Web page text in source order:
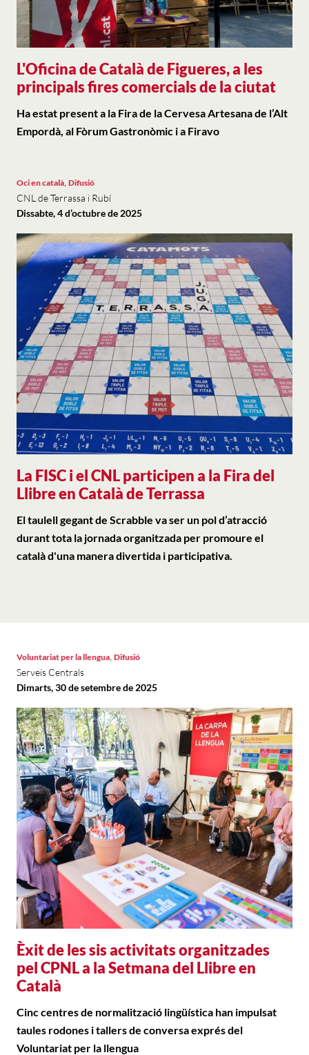
L'Oficina de Català de Figueres, a les
principals fires comercials de la ciutat
Ha estat present a la Fira de la Cervesa Artesana de l’Alt
Empordà, al Fòrum Gastronòmic i a Firavo
La FISC i el CNL participen a la Fira del
Llibre en Català de Terrassa
Oci en català, Difusió
CNL de Terrassa i Rubí
Dissabte, 4 d’octubre de 2025
El taulell gegant de Scrabble va ser un pol d’atracció
durant tota la jornada organitzada per promoure el
català d'una manera divertida i participativa.
Èxit de les sis activitats organitzades
pel CPNL a la Setmana del Llibre en
Català
Voluntariat per la llengua, Difusió
Serveis Centrals
Dimarts, 30 de setembre de 2025
Cinc centres de normalització lingüística han impulsat
taules rodones i tallers de conversa exprés del
Voluntariat per la llengua